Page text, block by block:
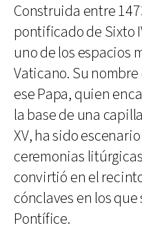
Construida entre
pontificado de Sixto
uno de los espacios
Vaticano. Su
ese Papa, quien
la base de una
XV, ha sido
ceremonias
convirtió en el
cónclaves en los que
Pontífice.